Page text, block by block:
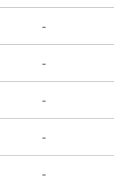
-
-
-
-
-